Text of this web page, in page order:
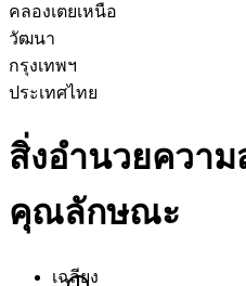
คลองเตยเหนือ
วัฒนา
กรุงเทพฯ
ประเทศไทย
สิ่งอำนวยความ
คุณลักษณะ
เฉลียง